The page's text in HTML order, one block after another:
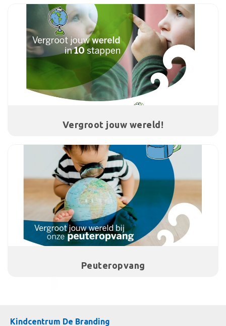
Vergroot jouw wereld!
Peuteropvang
Kindcentrum De Branding